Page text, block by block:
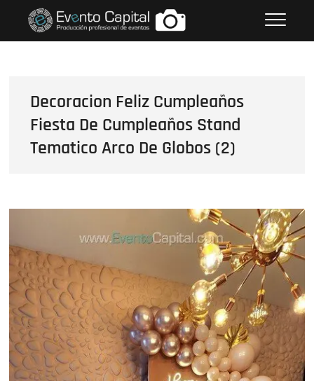
contenido
FOTOS GRUPO EMPRESARIAL
Decoracion Feliz Cumpleaños
Fiesta De Cumpleaños Stand
Tematico Arco De Globos (2)